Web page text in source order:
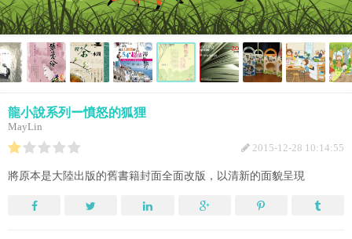
龍小說系列ー憤怒的狐狸
MayLin
2015-12-28 10:14:55
將原本是大陸出版的舊書籍封面全面改版，以清新的面貌呈現